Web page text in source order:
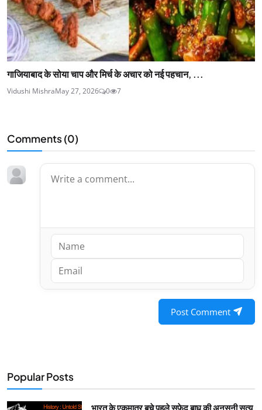
गाजियाबाद के सोया चाप और मिर्च के अचार को नई पहचान, ...
Vidushi MishraMay 27, 2026 0 7
Comments (0)
Post Comment
Popular Posts
भारत के एकमात्र बचे पहले सफ़ेद बाघ की अनसुनी सत्य